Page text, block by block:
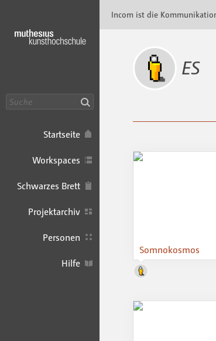
Startseite
Workspaces
Schwarzes Brett
Projektarchiv
Personen
Hilfe
Incom ist die
ES
Somnokosmos